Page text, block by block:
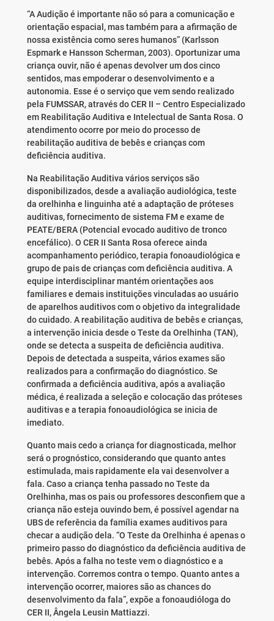
“A Audição é importante não só para a comunicação e
orientação espacial, mas também para a afirmação de
nossa existência como seres humanos” (Karlsson
Espmark e Hansson Scherman, 2003). Oportunizar uma
criança ouvir, não é apenas devolver um dos cinco
sentidos, mas empoderar o desenvolvimento e a
autonomia. Esse é o serviço que vem sendo realizado
pela FUMSSAR, através do CER II – Centro Especializado
em Reabilitação Auditiva e Intelectual de Santa Rosa. O
atendimento ocorre por meio do processo de
reabilitação auditiva de bebês e crianças com
deficiência auditiva.
Na Reabilitação Auditiva vários serviços são
disponibilizados, desde a avaliação audiológica, teste
da orelhinha e linguinha até a adaptação de próteses
auditivas, fornecimento de sistema FM e exame de
PEATE/BERA (Potencial evocado auditivo de tronco
encefálico). O CER II Santa Rosa oferece ainda
acompanhamento periódico, terapia fonoaudiológica e
grupo de pais de crianças com deficiência auditiva. A
equipe interdisciplinar mantém orientações aos
familiares e demais instituições vinculadas ao usuário
de aparelhos auditivos com o objetivo da integralidade
do cuidado. A reabilitação auditiva de bebês e crianças,
a intervenção inicia desde o Teste da Orelhinha (TAN),
onde se detecta a suspeita de deficiência auditiva.
Depois de detectada a suspeita, vários exames são
realizados para a confirmação do diagnóstico. Se
confirmada a deficiência auditiva, após a avaliação
médica, é realizada a seleção e colocação das próteses
auditivas e a terapia fonoaudiológica se inicia de
imediato.
Quanto mais cedo a criança for diagnosticada, melhor
será o prognóstico, considerando que quanto antes
estimulada, mais rapidamente ela vai desenvolver a
fala. Caso a criança tenha passado no Teste da
Orelhinha, mas os pais ou professores desconfiem que a
criança não esteja ouvindo bem, é possível agendar na
UBS de referência da família exames auditivos para
checar a audição dela. “O Teste da Orelhinha é apenas o
primeiro passo do diagnóstico da deficiência auditiva de
bebês. Após a falha no teste vem o diagnóstico e a
intervenção. Corremos contra o tempo. Quanto antes a
intervenção ocorrer, maiores são as chances do
desenvolvimento da fala”, expõe a fonoaudióloga do
CER II, Ângela Leusin Mattiazzi.